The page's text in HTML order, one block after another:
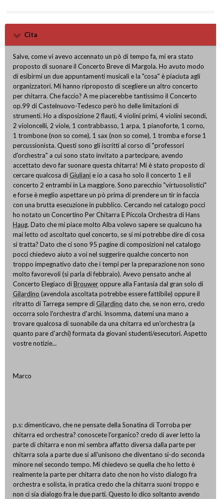
Cita
Salve, come vi avevo accennato un pò di tempo fa, mi era stato
proposto di suonare il Concerto Breve di Margola. Ho avuto modo
di esibirmi un due appuntamenti musicali e la "cosa" è piaciuta agli
organizzatori. Mi hanno riproposto di scegliere un altro concerto
per chitarra. Che faccio? A me piacerebbe tantissimo il Concerto
op.99 di Castelnuovo-Tedesco però ho delle limitazioni di
strumenti. Ho a disposizione 2 flauti, 4 violini primi, 4 violini secondi,
2 violoncelli, 2 viole, 1 contrabbasso, 1 arpa, 1 pianoforte, 1 corno,
1 trombone (non so come), 1 sax (non so come), 1 tromba e forse 1
percussionista. Questi sono gli iscritti al corso di "professori
d'orchestra" a cui sono stato invitato a partecipare, avendo
accettato devo far suonare questa chitarra! Mi è stato proposto di
cercare qualcosa diGiulianie io a casa ho solo il concerto 1 e il
concerto 2 entrambi in La maggiore. Sono parecchio "virtuosolistici"
e forse è meglio aspettare un pò prima di prendere un tir in faccia
con una brutta esecuzione in pubblico. Cercando nel catalogo pocci
ho notato un Concertino Per Chitarra E Piccola Orchestra di Hans
Haug. Dato che mi piace molto Alba volevo sapere se qualcuno ha
mai letto od ascoltato quel concerto, se si mi potrebbe dire di cosa
si tratta? Dato che ci sono 95 pagine di composizioni nel catalogo
pocci chiedevo aiuto a voi nel suggerire qualche concerto non
troppo impegnativo dato che i tempi per la preparazione non sono
molto favorevoli (si parla di febbraio). Avevo pensato anche al
Concerto Elegiaco diBrouweroppure alla Fantasia dal gran solo di
Gilardino (avendola ascoltata potrebbe essere fattibile) oppure il
ritratto di Tarrega sempre diGilardino dato che, se non erro, credo
occorra solo l'orchestra d'archi. Insomma, datemi una mano a
trovare qualcosa di suonabile da una chitarra ed un'orchestra (a
quanto pare d'archi) formata da giovani studenti/esecutori. Aspetto
vostre notizie...
Marco
p.s: dimenticavo, che ne pensate della Sonatina di Torroba per
chitarra ed orchestra? conoscete l'organico? credo di aver letto la
parte di chitarra e non mi sembra affatto diversa dalla parte per
chitarra sola a parte due si all'unisono che diventano si-do seconda
minore nel secondo tempo. Mi chiedevo se quella che ho letto è
realmente la parte per chitarra dato che non ho visto dialogo fra
orchestra e solista, in pratica credo che la chitarra suoni troppo e
non ci sia dialogo fra le due parti. Questo lo dico soltanto avendo